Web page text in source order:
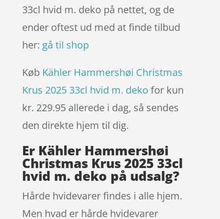
33cl hvid m. deko på nettet, og de
ender oftest ud med at finde tilbud
her: gå til shop
Køb Kähler Hammershøi Christmas
Krus 2025 33cl hvid m. deko for kun
kr. 229.95 allerede i dag, så sendes
den direkte hjem til dig.
Er Kähler Hammershøi
Christmas Krus 2025 33cl
hvid m. deko på udsalg?
Hårde hvidevarer findes i alle hjem.
Men hvad er hårde hvidevarer